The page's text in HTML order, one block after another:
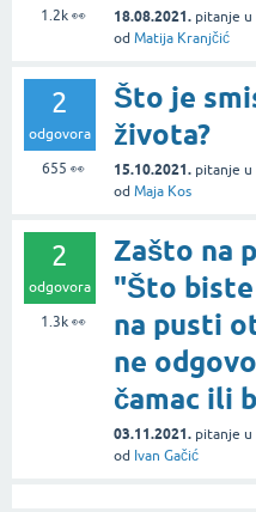
1.2k👀 18.08.2021. pitanje u
od Matija Kranjčić
2
odgovora
655 👀
Što je
života?
15.10.2021. pitanje u
od Maja Kos
2
odgovora
1.3k👀
Zašto na
"Što
na pusti
ne
čamac ili
03.11.2021. pitanje u
od Ivan Gačić